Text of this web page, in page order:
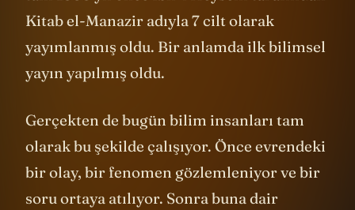
Kitab el-Manazir adıyla 7 cilt olarak
yayımlanmış oldu. Bir anlamda ilk bilimsel
yayın yapılmış oldu.
Gerçekten de bugün bilim insanları tam
olarak bu şekilde çalışıyor. Önce evrendeki
bir olay, bir fenomen gözlemleniyor ve bir
soru ortaya atılıyor. Sonra buna dair